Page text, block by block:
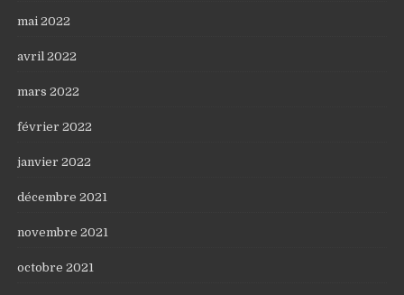
mai 2022
avril 2022
mars 2022
février 2022
janvier 2022
décembre 2021
novembre 2021
octobre 2021